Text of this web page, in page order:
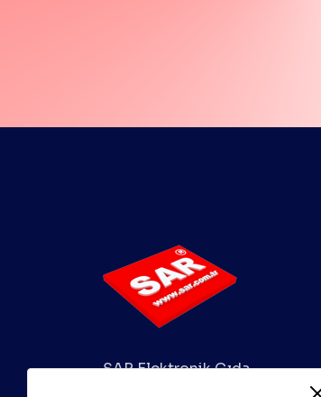
SAR Elektronik Gıda